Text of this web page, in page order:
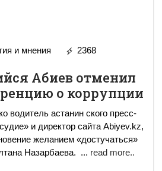
и мнения
2368
Абиев отменил
о коррупции
водитель астанин ского пресс-
и директор сайта Abiyev.kz,
желанием «достучаться»
... read more..